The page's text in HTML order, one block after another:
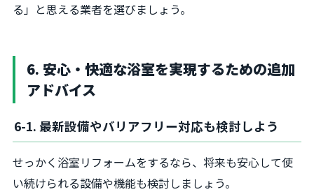
る」と思える業者を選びましょう。
6. 安心・快適な浴室を実現するための追加
アドバイス
6-1. 最新設備やバリアフリー対応も検討しよう
せっかく浴室リフォームをするなら、将来も安心して使
い続けられる設備や機能も検討しましょう。